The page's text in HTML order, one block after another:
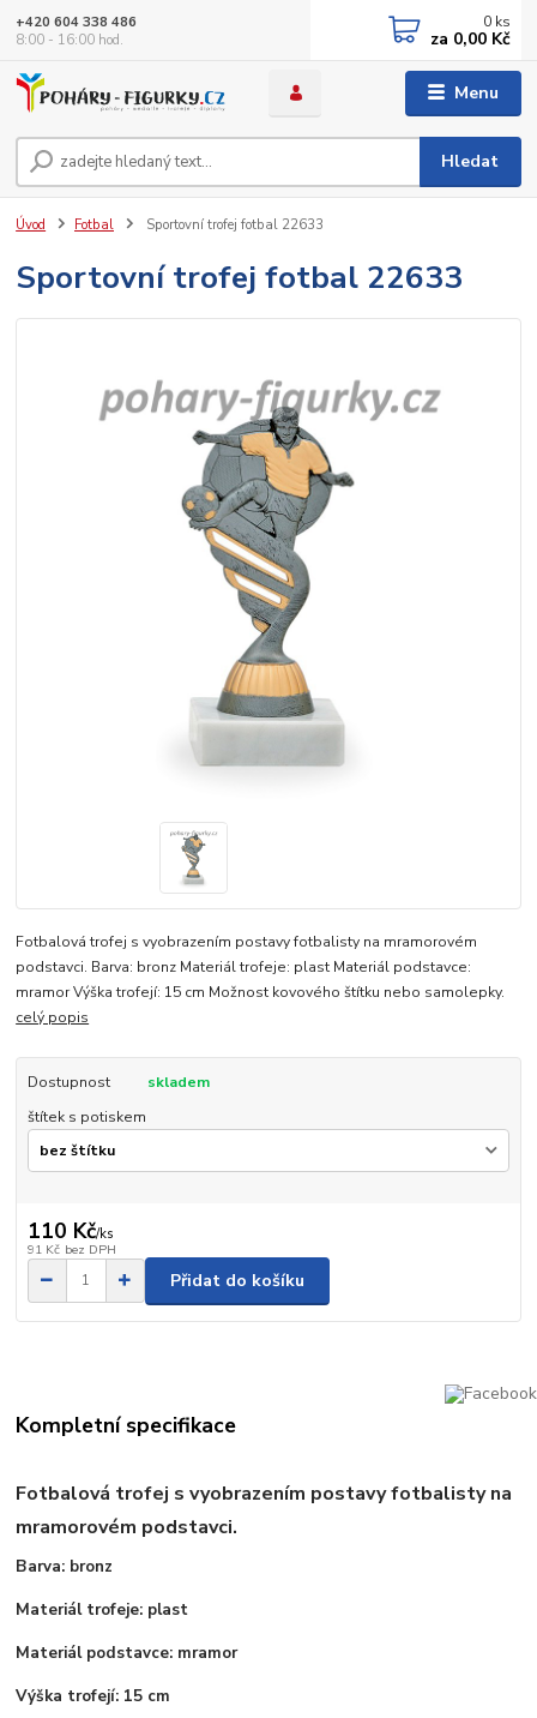
Menu
Hledat
+420 604 338 486
8:00 - 16:00 hod.
0 ks
za 0,00 Kč
Úvod Fotbal Sportovní trofej fotbal 22633
Sportovní trofej fotbal 22633
Fotbalová trofej s vyobrazením postavy fotbalisty na mramorovém
podstavci. Barva: bronz Materiál trofeje: plast Materiál podstavce:
mramor Výška trofejí: 15 cm Možnost kovového štítku nebo samolepky.
celý popis
Dostupnost
skladem
štítek s potiskem
110 Kč/ks
91 Kč bez DPH
Přidat do košíku
Kompletní specifikace
Fotbalová trofej s vyobrazením postavy fotbalistyna
mramorovém podstavci.
Barva: bronz
Materiál trofeje: plast
Materiál podstavce: mramor
Výška trofejí: 15 cm